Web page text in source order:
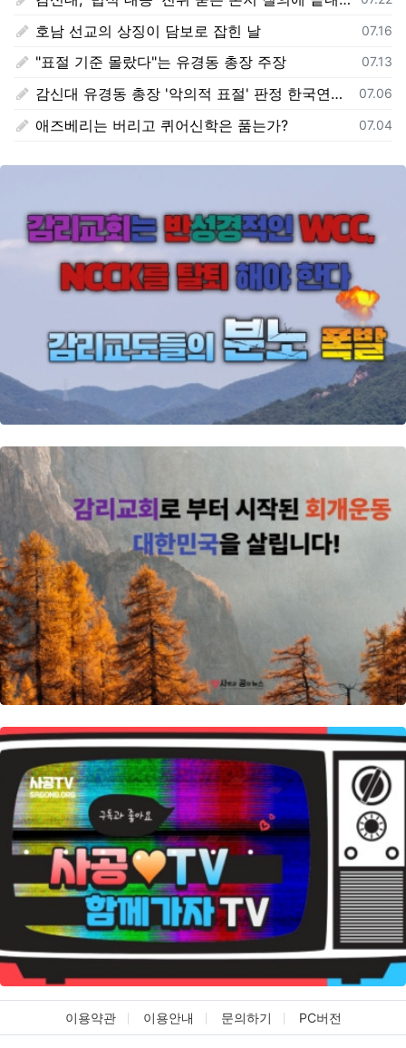
등록일
07.16
호남 선교의 상징이 담보로 잡힌 날
등록일
07.13
"표절 기준 몰랐다"는 유경동 총장 주장
등록일
07.06
감신대 유경동 총장 '악의적 표절' 판정 한국연구재단 보고서 전문 전격 공개
등록일
07.04
애즈베리는 버리고 퀴어신학은 품는가?
이용약관 이용안내 문의하기 PC버전